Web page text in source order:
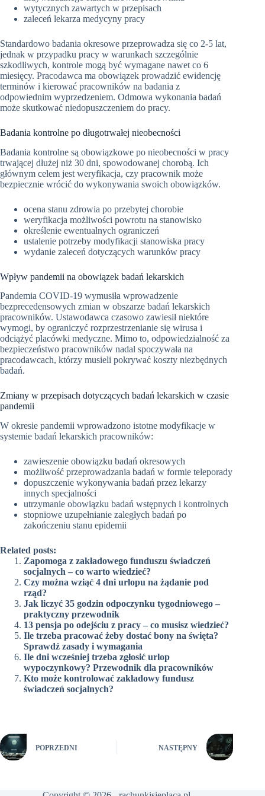
wytycznych zawartych w przepisach
zaleceń lekarza medycyny pracy
Standardowo badania okresowe przeprowadza się co 2-5 lat,
jednak w przypadku pracy w warunkach szczególnie
szkodliwych, kontrole mogą być wymagane nawet co 6
miesięcy. Pracodawca ma obowiązek prowadzić ewidencję
terminów i kierować pracowników na badania z
odpowiednim wyprzedzeniem. Odmowa wykonania badań
może skutkować niedopuszczeniem do pracy.
Badania kontrolne po długotrwałej nieobecności
Badania kontrolne są obowiązkowe po nieobecności w pracy
trwającej dłużej niż 30 dni, spowodowanej chorobą. Ich
głównym celem jest weryfikacja, czy pracownik może
bezpiecznie wrócić do wykonywania swoich obowiązków.
ocena stanu zdrowia po przebytej chorobie
weryfikacja możliwości powrotu na stanowisko
określenie ewentualnych ograniczeń
ustalenie potrzeby modyfikacji stanowiska pracy
wydanie zaleceń dotyczących warunków pracy
Wpływ pandemii na obowiązek badań lekarskich
Pandemia COVID-19 wymusiła wprowadzenie
bezprecedensowych zmian w obszarze badań lekarskich
pracowników. Ustawodawca czasowo zawiesił niektóre
wymogi, by ograniczyć rozprzestrzenianie się wirusa i
odciążyć placówki medyczne. Mimo to, odpowiedzialność za
bezpieczeństwo pracowników nadal spoczywała na
pracodawcach, którzy musieli pokrywać koszty niezbędnych
badań.
Zmiany w przepisach dotyczących badań lekarskich w czasie
pandemii
W okresie pandemii wprowadzono istotne modyfikacje w
systemie badań lekarskich pracowników:
zawieszenie obowiązku badań okresowych
możliwość przeprowadzania badań w formie teleporady
dopuszczenie wykonywania badań przez lekarzy
innych specjalności
utrzymanie obowiązku badań wstępnych i kontrolnych
stopniowe uzupełnianie zaległych badań po
zakończeniu stanu epidemii
Related posts:
Zapomoga z zakładowego funduszu świadczeń
socjalnych – co warto wiedzieć?
Czy można wziąć 4 dni urlopu na żądanie pod
rząd?
Jak liczyć 35 godzin odpoczynku tygodniowego –
praktyczny przewodnik
13 pensja po odejściu z pracy – co musisz wiedzieć?
Ile trzeba pracować żeby dostać bony na święta?
Sprawdź zasady i wymagania
Ile dni wcześniej trzeba zgłosić urlop
wypoczynkowy? Przewodnik dla pracowników
Kto może kontrolować zakładowy fundusz
świadczeń socjalnych?
POPRZEDNI NASTĘPNY